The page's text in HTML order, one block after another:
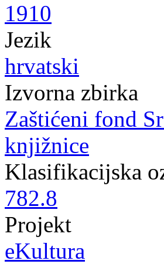
1910
Jezik
hrvatski
Izvorna zbirka
Zaštićeni fond
knjižnice
Klasifikacijska
782.8
Projekt
eKultura